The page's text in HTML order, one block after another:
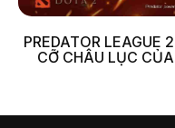
PREDATOR LEAGUE
CỠ CHÂU LỤC